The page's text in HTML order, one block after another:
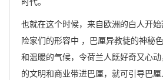
也就在这个时候，来自欧洲的白人开
险家们的形容中 ，巴厘异教徒的神秘
和温暖的气候，令荷兰人既好奇又心
的文明和商业带进巴厘，就可引导巴